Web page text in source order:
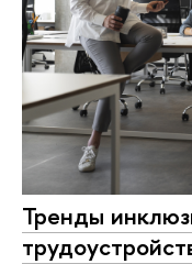
Тренды